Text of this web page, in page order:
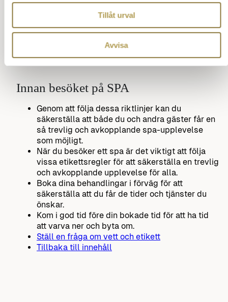
Tillåt urval
Avvisa
Innan besöket på SPA
Genom att följa dessa riktlinjer kan du
säkerställa att både du och andra gäster får en
så trevlig och avkopplande spa-upplevelse
som möjligt.
När du besöker ett spa är det viktigt att följa
vissa etikettsregler för att säkerställa en trevlig
och avkopplande upplevelse för alla.
Boka dina behandlingar i förväg för att
säkerställa att du får de tider och tjänster du
önskar.
Kom i god tid före din bokade tid för att ha tid
att varva ner och byta om.
Ställ en fråga om vett och etikett
Tillbaka till innehåll